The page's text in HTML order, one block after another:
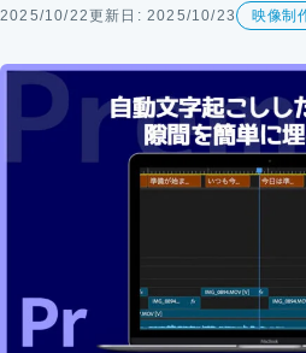
2025/10/22更新日: 2025/10/23 映像制